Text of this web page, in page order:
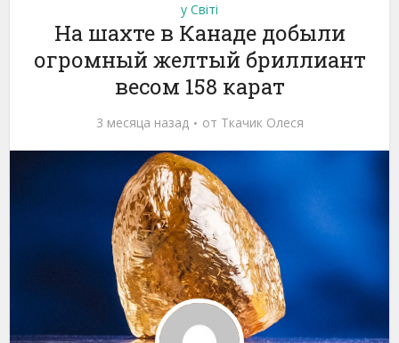
у Світі
На шахте в Канаде добыли
огромный желтый бриллиант
весом 158 карат
3 месяца назад от Ткачик Олеся